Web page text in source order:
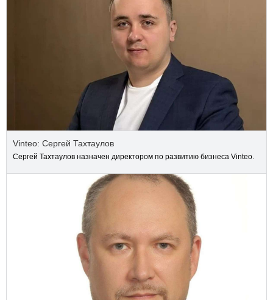
Vinteo: Сергей Тахтаулов
Сергей Тахтаулов назначен директором по развитию бизнеса Vinteo.